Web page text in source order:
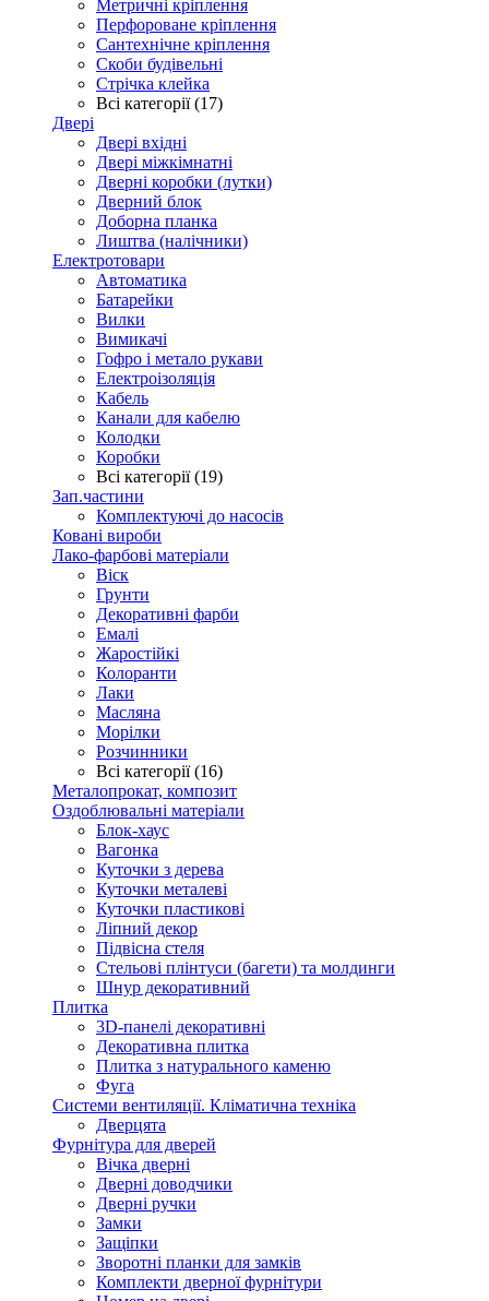
Метричні кріплення
Перфороване кріплення
Сантехнічне кріплення
Скоби будівельні
Стрічка клейка
Всі категорії (17)
Двері
Двері вхідні
Двері міжкімнатні
Дверні коробки (лутки)
Дверний блок
Доборна планка
Лиштва (налічники)
Електротовари
Автоматика
Батарейки
Вилки
Вимикачі
Гофро і метало рукави
Електроізоляція
Кабель
Канали для кабелю
Колодки
Коробки
Всі категорії (19)
Зап.частини
Комплектуючі до насосів
Ковані вироби
Лако-фарбові матеріали
Віск
Грунти
Декоративні фарби
Емалі
Жаростійкі
Колоранти
Лаки
Масляна
Морілки
Розчинники
Всі категорії (16)
Металопрокат, композит
Оздоблювальні матеріали
Блок-хаус
Вагонка
Куточки з дерева
Куточки металеві
Куточки пластикові
Ліпний декор
Підвісна стеля
Стельові плінтуси (багети) та молдинги
Шнур декоративний
Плитка
3D-панелі декоративні
Декоративна плитка
Плитка з натурального каменю
Фуга
Системи вентиляції. Кліматична техніка
Дверцята
Фурнітура для дверей
Вічка дверні
Дверні доводчики
Дверні ручки
Замки
Защіпки
Зворотні планки для замків
Комплекти дверної фурнітури